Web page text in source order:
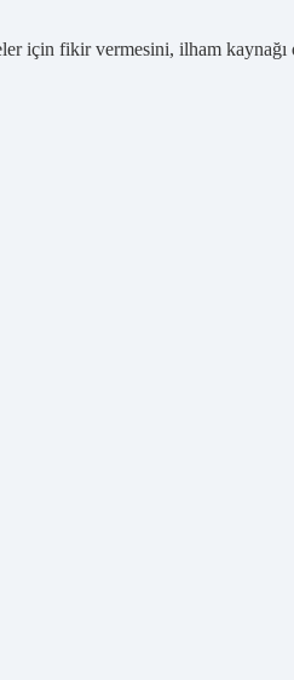
için fikir vermesini, ilham kaynağı